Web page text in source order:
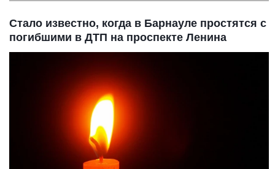
Стало известно, когда в Барнауле простятся с
погибшими в ДТП на проспекте Ленина